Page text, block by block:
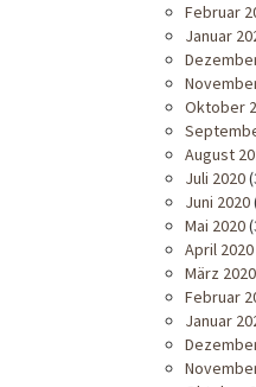
Februar
Januar
Oktober
August
Juli 2020
Juni 2020
Mai 2020
April 2020
März 2020
Februar
Januar